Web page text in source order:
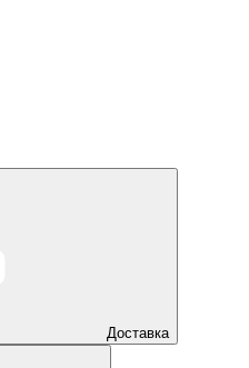
Доставка